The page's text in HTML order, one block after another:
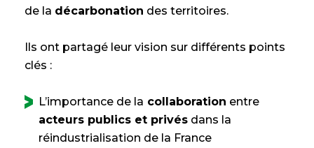
de la décarbonation des territoires.
Ils ont partagé leur vision sur différents points
clés :
L’importance de la collaboration entre
acteurs publics et privés dans la
réindustrialisation de la France